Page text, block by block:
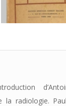
la radiologie.